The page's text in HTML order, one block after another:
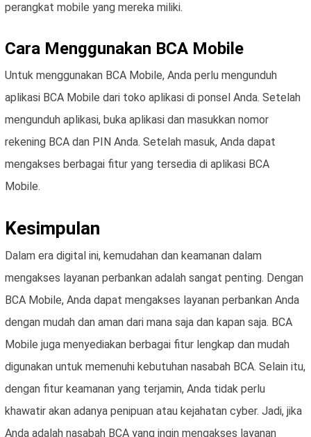
perangkat mobile yang mereka miliki.
Cara Menggunakan BCA Mobile
Untuk menggunakan BCA Mobile, Anda perlu mengunduh
aplikasi BCA Mobile dari toko aplikasi di ponsel Anda. Setelah
mengunduh aplikasi, buka aplikasi dan masukkan nomor
rekening BCA dan PIN Anda. Setelah masuk, Anda dapat
mengakses berbagai fitur yang tersedia di aplikasi BCA
Mobile.
Kesimpulan
Dalam era digital ini, kemudahan dan keamanan dalam
mengakses layanan perbankan adalah sangat penting. Dengan
BCA Mobile, Anda dapat mengakses layanan perbankan Anda
dengan mudah dan aman dari mana saja dan kapan saja. BCA
Mobile juga menyediakan berbagai fitur lengkap dan mudah
digunakan untuk memenuhi kebutuhan nasabah BCA. Selain itu,
dengan fitur keamanan yang terjamin, Anda tidak perlu
khawatir akan adanya penipuan atau kejahatan cyber. Jadi, jika
Anda adalah nasabah BCA yang ingin mengakses layanan